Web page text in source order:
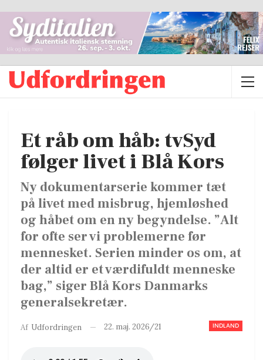
Et råb om håb: tvSyd
følger livet i Blå Kors
Ny dokumentarserie kommer tæt
på livet med misbrug, hjemløshed
og håbet om en ny begyndelse. ”Alt
for ofte ser vi problemerne før
mennesket. Serien minder os om, at
der altid er et værdifuldt menneske
bag,” siger Blå Kors Danmarks
generalsekretær.
INDLAND
Af Udfordringen 22. maj. 2026/21